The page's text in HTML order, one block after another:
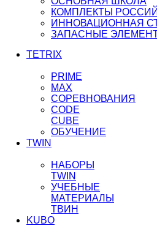
КОМПЛЕКТЫ
ИННОВАЦИОННАЯ
ЗАПАСНЫЕ
TETRIX
PRIME
MAX
СОРЕВНОВАНИЯ
CODE
CUBE
ОБУЧЕНИЕ
TWIN
НАБОРЫ
TWIN
УЧЕБНЫЕ
МАТЕРИАЛЫ
ТВИН
KUBO